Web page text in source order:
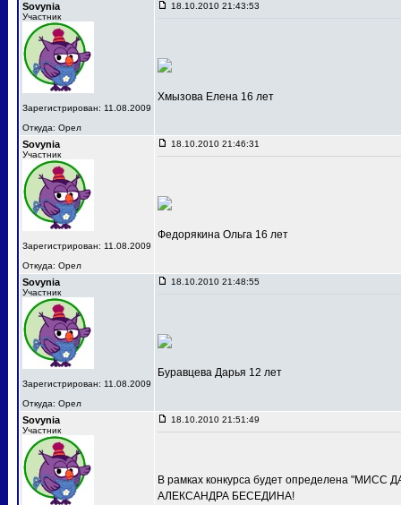
Sovynia
Участник
Зарегистрирован: 11.08.2009
Откуда: Орел
18.10.2010 21:43:53
Хмызова Елена 16 лет
Sovynia
Участник
Зарегистрирован: 11.08.2009
Откуда: Орел
18.10.2010 21:46:31
Федорякина Ольга 16 лет
Sovynia
Участник
Зарегистрирован: 11.08.2009
Откуда: Орел
18.10.2010 21:48:55
Буравцева Дарья 12 лет
Sovynia
Участник
18.10.2010 21:51:49
В рамках конкурса будет определена "МИСС
АЛЕКСАНДРА БЕСЕДИНА!